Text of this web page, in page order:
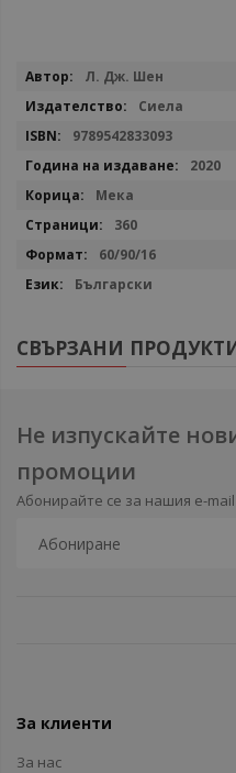
Повече
Л. Дж. Шен
Сиела
9789542833093
2020
Мека
360
60/90/16
Български
СВЪРЗАНИ
Не изпускайте
промоции
Абонирайте се за нашия e-
За клиенти
За нас